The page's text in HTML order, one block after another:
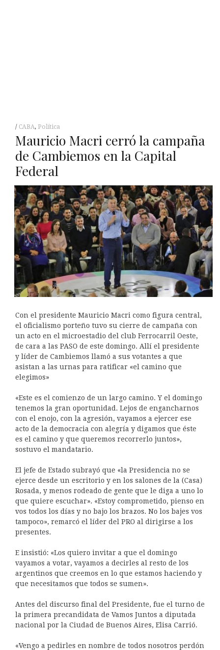
CABA, Política
Mauricio Macri cerró la campaña
de Cambiemos en la Capital
Federal
Con el presidente Mauricio Macri como figura central,
el oficialismo porteño tuvo su cierre de campaña con
un acto en el microestadio del club Ferrocarril Oeste,
de cara a las PASO de este domingo. Allí el presidente
y líder de Cambiemos llamó a sus votantes a que
asistan a las urnas para ratificar «el camino que
elegimos»
«Este es el comienzo de un largo camino. Y el domingo
tenemos la gran oportunidad. Lejos de engancharnos
con el enojo, con la agresión, vayamos a ejercer ese
acto de la democracia con alegría y digamos que éste
es el camino y que queremos recorrerlo juntos»,
sostuvo el mandatario.
El jefe de Estado subrayó que «la Presidencia no se
ejerce desde un escritorio y en los salones de la (Casa)
Rosada, y menos rodeado de gente que le diga a uno lo
que quiere escuchar». «Estoy comprometido, pienso en
vos todos los días y no bajo los brazos. No los bajes vos
tampoco», remarcó el líder del PRO al dirigirse a los
presentes.
E insistió: «Los quiero invitar a que el domingo
vayamos a votar, vayamos a decirles al resto de los
argentinos que creemos en lo que estamos haciendo y
que necesitamos que todos se sumen».
Antes del discurso final del Presidente, fue el turno de
la primera precandidata de Vamos Juntos a diputada
nacional por la Ciudad de Buenos Aires, Elisa Carrió.
«Vengo a pedirles en nombre de todos nosotros perdón